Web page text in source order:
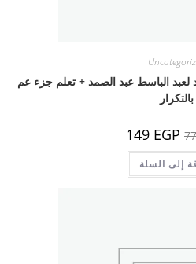
الباسط عبد الصمد + تعلم جزء عم
بالتكرار
السعر
الأصلي
هو:
770 EGP.
149 EGP
إلى السلة